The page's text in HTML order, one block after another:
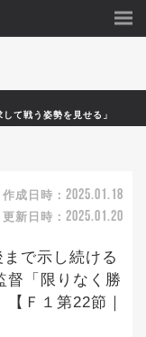
て戦う姿勢を見せる」
作成日時： 2025.01.18
更新日時： 2025.01.20
で示し続ける
督「限りなく勝
Ｆ１第22節｜